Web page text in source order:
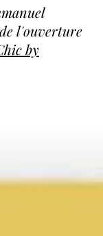
l'ouverture
by